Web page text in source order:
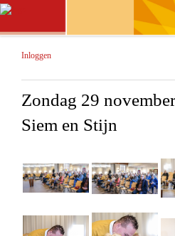
Inloggen
Zondag 29
Siem en Stijn